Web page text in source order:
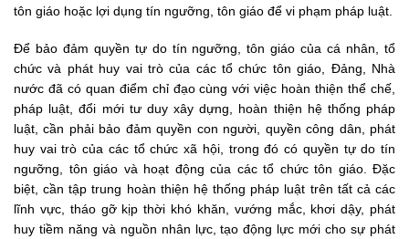
tôn giáo hoặc lợi dụng tín ngưỡng, tôn giáo để vi phạm pháp luật.
Để bảo đảm quyền tự do tín ngưỡng, tôn giáo của cá nhân, tổ
chức và phát huy vai trò của các tổ chức tôn giáo, Đảng, Nhà
nước đã có quan điểm chỉ đạo cùng với việc hoàn thiện thể chế,
pháp luật, đổi mới tư duy xây dựng, hoàn thiện hệ thống pháp
luật, cần phải bảo đảm quyền con người, quyền công dân, phát
huy vai trò của các tổ chức xã hội, trong đó có quyền tự do tín
ngưỡng, tôn giáo và hoạt động của các tổ chức tôn giáo. Đặc
biệt, cần tập trung hoàn thiện hệ thống pháp luật trên tất cả các
lĩnh vực, tháo gỡ kịp thời khó khăn, vướng mắc, khơi dậy, phát
huy tiềm năng và nguồn nhân lực, tạo động lực mới cho sự phát